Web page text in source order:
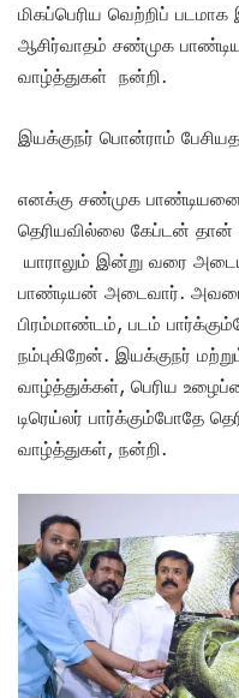
மிகப்பெரிய வெற்றிப்
ஆசிர்வாதம் சண்முக
வாழ்த்துகள் நன்றி.
இயக்குநர் பொன்ராம்
எனக்கு சண்முக
தெரியவில்லை கேப்டன்
யாராலும் இன்று வரை
பாண்டியன் அடைவார். அவரை
பிரம்மாண்டம், படம்
நம்புகிறேன். இயக்குநர்
வாழ்த்துக்கள், பெரிய
டிரெய்லர் பார்க்கும்போதே
வாழ்த்துகள், நன்றி.